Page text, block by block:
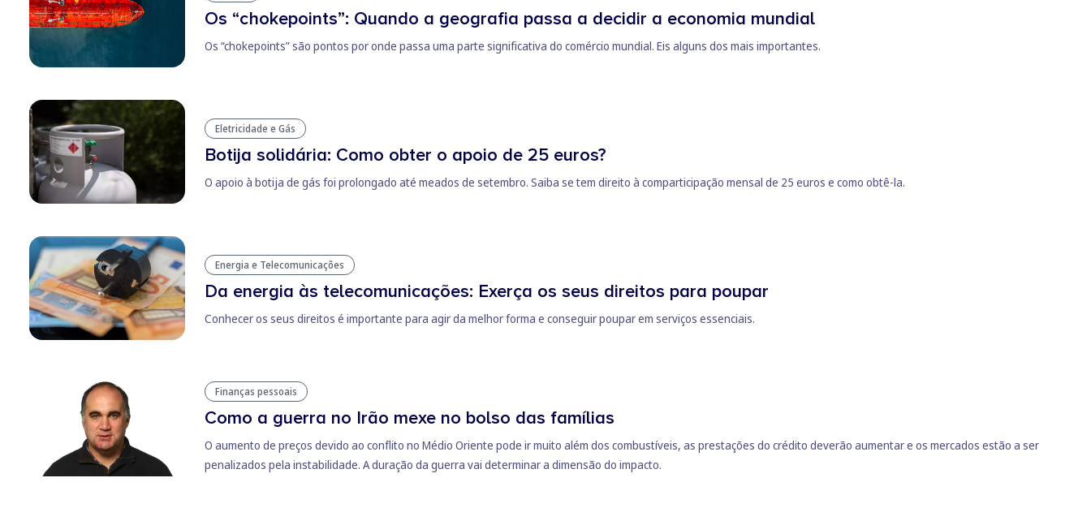
Os “chokepoints”: Quando a geografia passa a decidir a economia mundial
Os “chokepoints” são pontos por onde passa uma parte significativa do comércio mundial. Eis alguns dos mais importantes.
Eletricidade e Gás
Botija solidária: Como obter o apoio de 25 euros?
O apoio à botija de gás foi prolongado até meados de setembro. Saiba se tem direito à comparticipação mensal de 25 euros e como obtê-la.
Energia e Telecomunicações
Da energia às telecomunicações: Exerça os seus direitos para poupar
Conhecer os seus direitos é importante para agir da melhor forma e conseguir poupar em serviços essenciais.
Finanças pessoais
Como a guerra no Irão mexe no bolso das famílias
O aumento de preços devido ao conflito no Médio Oriente pode ir muito além dos combustíveis, as prestações do crédito deverão aumentar e os mercados estão a ser
penalizados pela instabilidade. A duração da guerra vai determinar a dimensão do impacto.